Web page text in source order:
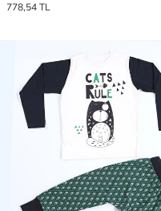
778,54 TL